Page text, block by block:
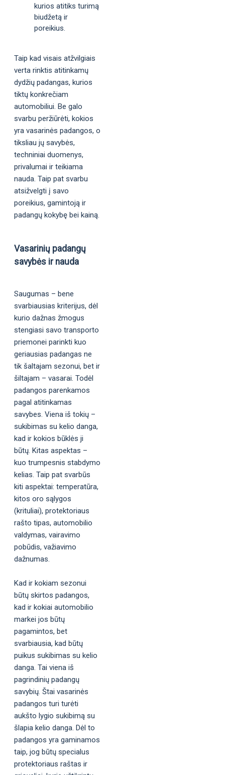
kurios atitiks turimą
biudžetą ir
poreikius.
Taip kad visais atžvilgiais
verta rinktis atitinkamų
dydžių padangas, kurios
tiktų konkrečiam
automobiliui. Be galo
svarbu peržiūrėti, kokios
yra vasarinės padangos, o
tiksliau jų savybės,
techniniai duomenys,
privalumai ir teikiama
nauda. Taip pat svarbu
atsižvelgti į savo
poreikius, gamintoją ir
padangų kokybę bei kainą.
Vasarinių padangų
savybės ir nauda
Saugumas – bene
svarbiausias kriterijus, dėl
kurio dažnas žmogus
stengiasi savo transporto
priemonei parinkti kuo
geriausias padangas ne
tik šaltajam sezonui, bet ir
šiltajam – vasarai. Todėl
padangos parenkamos
pagal atitinkamas
savybes. Viena iš tokių –
sukibimas su kelio danga,
kad ir kokios būklės ji
būtų. Kitas aspektas –
kuo trumpesnis stabdymo
kelias. Taip pat svarbūs
kiti aspektai: temperatūra,
kitos oro sąlygos
(krituliai), protektoriaus
rašto tipas, automobilio
valdymas, vairavimo
pobūdis, važiavimo
dažnumas.
Kad ir kokiam sezonui
būtų skirtos padangos,
kad ir kokiai automobilio
markei jos būtų
pagamintos, bet
svarbiausia, kad būtų
puikus sukibimas su kelio
danga. Tai viena iš
pagrindinių padangų
savybių. Štai vasarinės
padangos turi turėti
aukšto lygio sukibimą su
šlapia kelio danga. Dėl to
padangos yra gaminamos
taip, jog būtų specialus
protektoriaus raštas ir